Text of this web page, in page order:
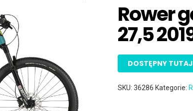
Rower
27,5
DOSTĘPNY TUTAJ
SKU:36286 Kategorie: